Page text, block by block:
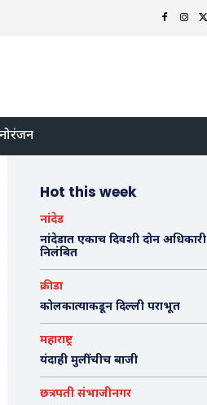
Hot this week
नांदेड
नांदेडात एकाच दिवशी दोन अधिकारी
निलंबित
क्रीडा
कोलकात्याकडून दिल्ली पराभूत
महाराष्ट्र
यंदाही मुलींचीच बाजी
छत्रपती संभाजीनगर